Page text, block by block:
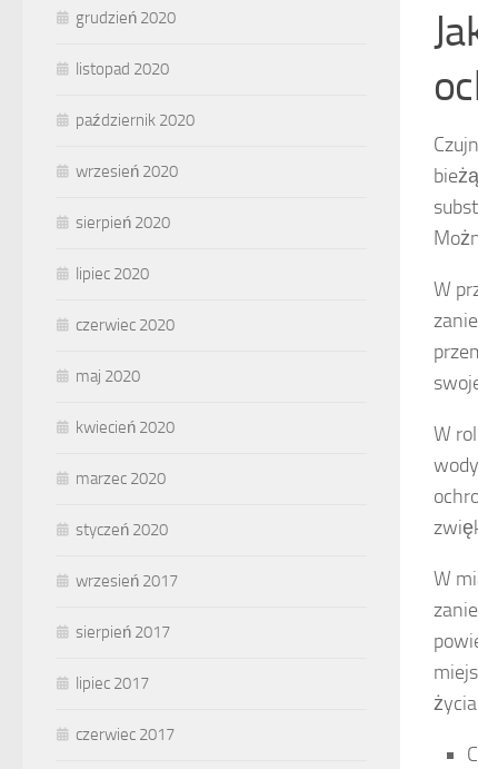
W
W
W
grudzień 2020
listopad 2020
październik 2020
wrzesień 2020
sierpień 2020
lipiec 2020
czerwiec 2020
maj 2020
kwiecień 2020
marzec 2020
styczeń 2020
wrzesień 2017
sierpień 2017
lipiec 2017
czerwiec 2017